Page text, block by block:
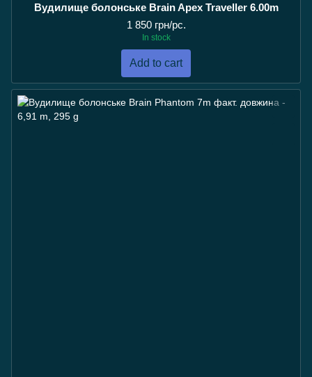
Вудилище болонське Brain Apex Traveller 6.00m
1 850 грн/pc.
In stock
Add to cart